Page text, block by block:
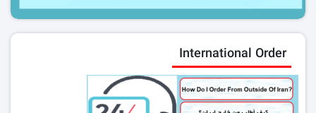
International Order